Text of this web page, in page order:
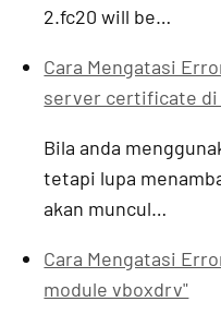
2.fc20 will be…
Cara Mengatasi
server certificate di
Bila anda
tetapi lupa
akan muncul…
Cara Mengatasi
module vboxdrv"